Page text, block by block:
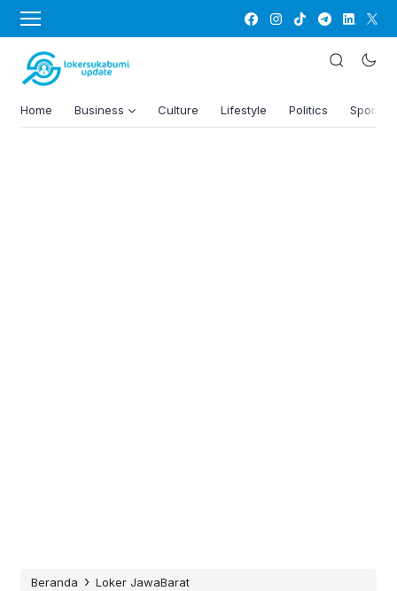
Home Business Culture Lifestyle Politics Sports
Beranda › Loker JawaBarat